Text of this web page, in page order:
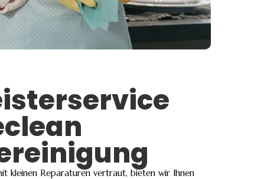
kleinen Reparaturen vertraut, bieten wir Ihnen